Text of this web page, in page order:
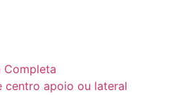
Completa
centro apoio ou lateral